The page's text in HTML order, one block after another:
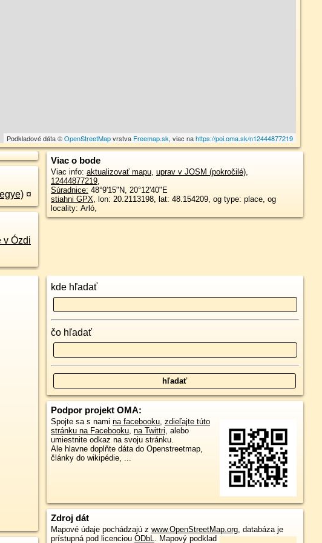
Podkladové dáta ©OpenStreetMapvrstva Freemap.sk, viac nahttps://poi.oma.sk/n12444877219
¤
v Ózdi
Viac o bode
Viac info: aktualizovať mapu, uprav v JOSM (pokročilé),
12444877219,
Súradnice: 48°9'15"N, 20°12'40"E
stiahni GPX, lon: 20.2113198, lat: 48.154209, og type: place, og
locality: Arló,
kde hľadať
čo hľadať
Podpor projekt OMA:
Spojte sa s nami na facebooku, zdieľajte túto
stránku na Facebooku, na Twittri, alebo
umiestnite odkaz na svoju stránku.
Ale hlavne doplňte dáta do Openstreetmap,
články do wikipédie, ...
Zdroj dát
Mapové údaje pochádzajú z www.OpenStreetMap.org, databáza je
prístupná pod licenciou ODbL. Mapový podklad